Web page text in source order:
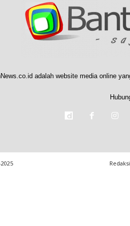
adalah website media online
Redaksi